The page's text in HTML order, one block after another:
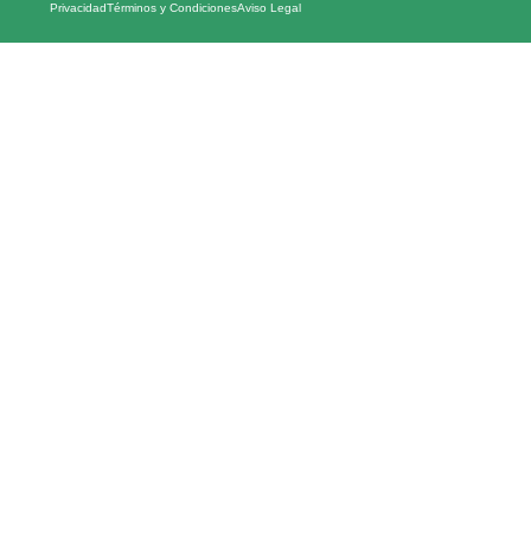
PrivacidadTérminos y CondicionesAviso Legal